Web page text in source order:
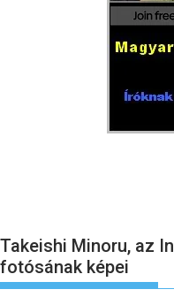
Takeishi Minoru, az
fotósának képei